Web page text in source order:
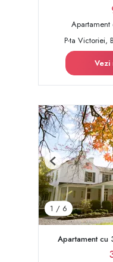
P-ta Victoriei,
Vezi
1 / 6
Previous
Apartament cu